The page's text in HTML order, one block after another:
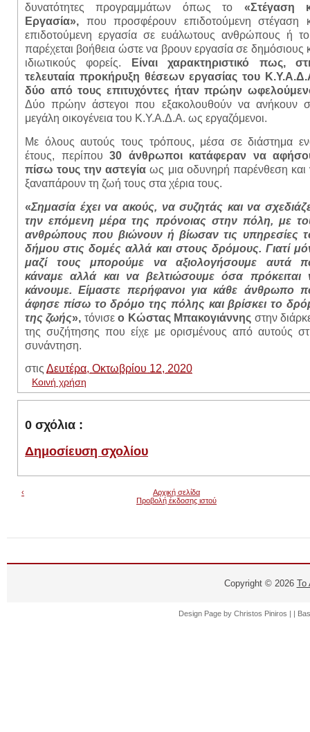
δυνατότητες προγραμμάτων όπως το «Στέγαση
Εργασία», που προσφέρουν επιδοτούμενη στέγαση
επιδοτούμενη εργασία σε ευάλωτους ανθρώπους ή
παρέχεται βοήθεια ώστε να βρουν εργασία σε δημόσιους
ιδιωτικούς φορείς. Είναι χαρακτηριστικό πως,
τελευταία προκήρυξη θέσεων εργασίας του
δύο από τους επιτυχόντες ήταν πρώην
Δύο πρώην άστεγοι που εξακολουθούν να ανήκουν
μεγάλη οικογένεια του Κ.Υ.Α.Δ.Α. ως εργαζόμενοι.
Με όλους αυτούς τους τρόπους, μέσα σε διάστημα
έτους, περίπου 30 άνθρωποι κατάφεραν να
πίσω τους την αστεγία ως μια οδυνηρή παρένθεση και
ξαναπάρουν τη ζωή τους στα χέρια τους.
«Σημασία έχει να ακούς, να συζητάς και να
την επόμενη μέρα της πρόνοιας στην πόλη, με
ανθρώπους που βιώνουν ή βίωσαν τις υπηρεσίες
δήμου στις δομές αλλά και στους δρόμους. Γιατί
μαζί τους μπορούμε να αξιολογήσουμε αυτά
κάναμε αλλά και να βελτιώσουμε όσα πρόκειται
κάνουμε. Είμαστε περήφανοι για κάθε άνθρωπο
άφησε πίσω το δρόμο της πόλης και βρίσκει το
της ζωής», τόνισεο Κώστας Μπακογιάννης στην
της συζήτησης που είχε με ορισμένους από αυτούς
συνάντηση.
στις Δευτέρα, Οκτωβρίου 12, 2020
Κοινή χρήση
0 σχόλια :
Δημοσίευση σχολίου
‹
Αρχική σελίδα
Προβολή έκδοσης ιστού
Copyright © 2026 Το
Design Page by Christos Piniros | |